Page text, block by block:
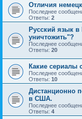
Отличия
Последнее
Ответы: 2
Русский язык в
уничтожить"?
Последнее
Ответы: 20
Какие сериалы
Последнее
Ответы: 10
Дистанционно
в США.
Последнее
Ответы: 4